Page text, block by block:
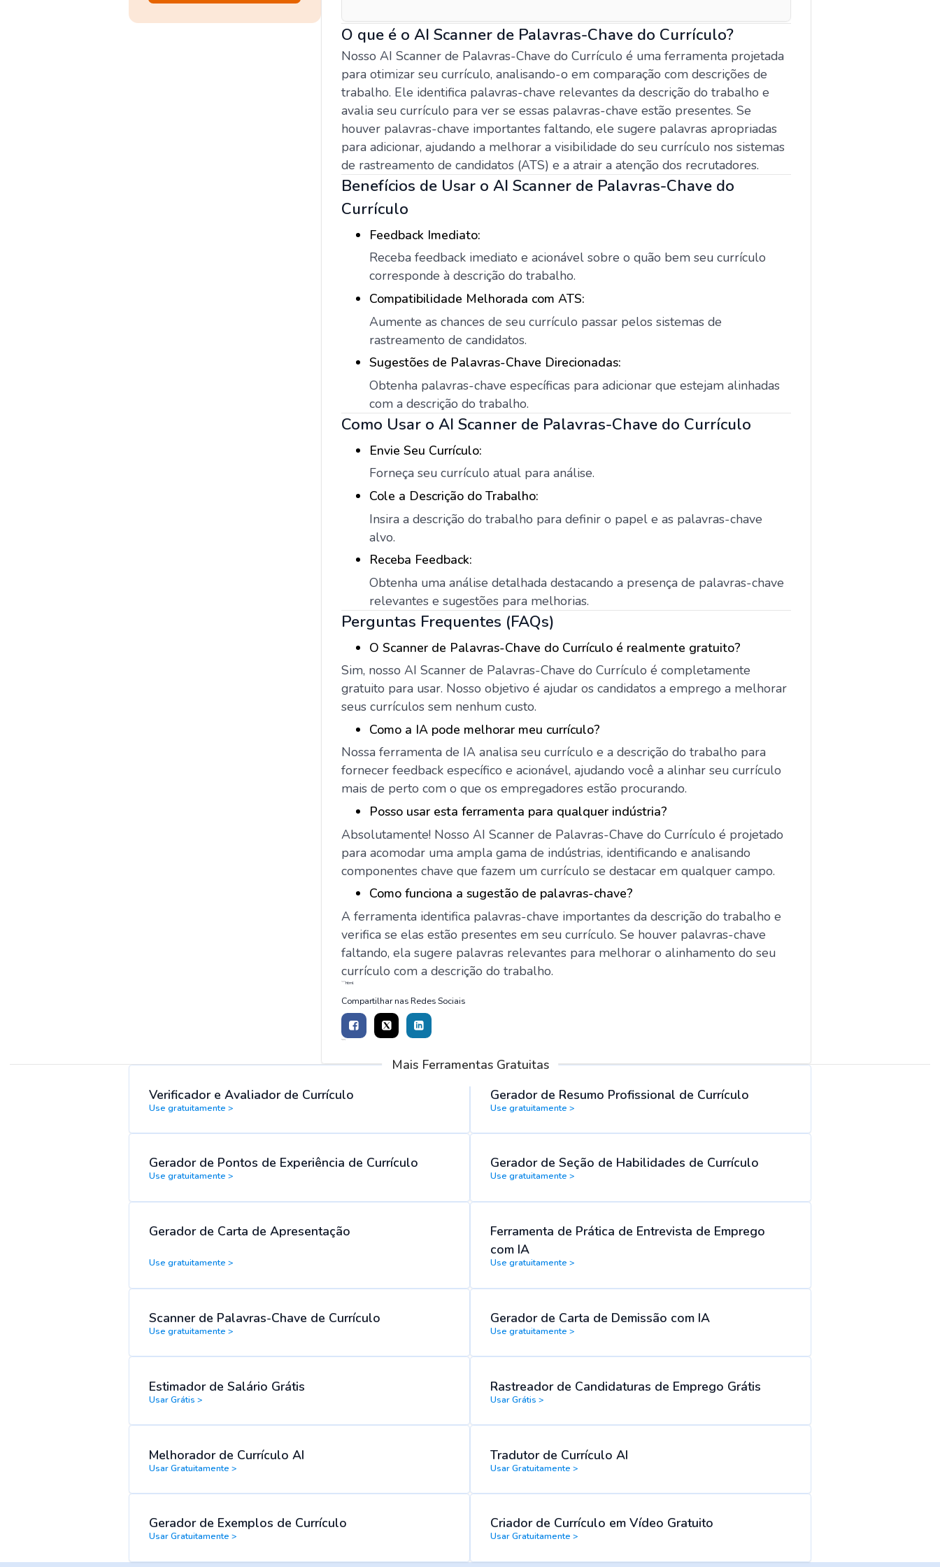
O que é o AI Scanner de Palavras-Chave do Currículo?
Nosso AI Scanner de Palavras-Chave do Currículo é uma ferramenta projetada
para otimizar seu currículo, analisando-o em comparação com descrições de
trabalho. Ele identifica palavras-chave relevantes da descrição do trabalho e
avalia seu currículo para ver se essas palavras-chave estão presentes. Se
houver palavras-chave importantes faltando, ele sugere palavras apropriadas
para adicionar, ajudando a melhorar a visibilidade do seu currículo nos sistemas
de rastreamento de candidatos (ATS) e a atrair a atenção dos recrutadores.
Benefícios de Usar o AI Scanner de Palavras-Chave do
Currículo
Feedback Imediato:
Receba feedback imediato e acionável sobre o quão bem seu currículo
corresponde à descrição do trabalho.
Compatibilidade Melhorada com ATS:
Aumente as chances de seu currículo passar pelos sistemas de
rastreamento de candidatos.
Sugestões de Palavras-Chave Direcionadas:
Obtenha palavras-chave específicas para adicionar que estejam alinhadas
com a descrição do trabalho.
Como Usar o AI Scanner de Palavras-Chave do Currículo
Envie Seu Currículo:
Forneça seu currículo atual para análise.
Cole a Descrição do Trabalho:
Insira a descrição do trabalho para definir o papel e as palavras-chave
alvo.
Receba Feedback:
Obtenha uma análise detalhada destacando a presença de palavras-chave
relevantes e sugestões para melhorias.
Perguntas Frequentes (FAQs)
O Scanner de Palavras-Chave do Currículo é realmente gratuito?
Sim, nosso AI Scanner de Palavras-Chave do Currículo é completamente
gratuito para usar. Nosso objetivo é ajudar os candidatos a emprego a melhorar
seus currículos sem nenhum custo.
Como a IA pode melhorar meu currículo?
Nossa ferramenta de IA analisa seu currículo e a descrição do trabalho para
fornecer feedback específico e acionável, ajudando você a alinhar seu currículo
mais de perto com o que os empregadores estão procurando.
Posso usar esta ferramenta para qualquer indústria?
Absolutamente! Nosso AI Scanner de Palavras-Chave do Currículo é projetado
para acomodar uma ampla gama de indústrias, identificando e analisando
componentes chave que fazem um currículo se destacar em qualquer campo.
Como funciona a sugestão de palavras-chave?
A ferramenta identifica palavras-chave importantes da descrição do trabalho e
verifica se elas estão presentes em seu currículo. Se houver palavras-chave
faltando, ela sugere palavras relevantes para melhorar o alinhamento do seu
currículo com a descrição do trabalho.
```html
Compartilhar nas Redes Sociais
```
Mais Ferramentas Gratuitas
Verificador e Avaliador de Currículo
Use gratuitamente >
Gerador de Resumo Profissional de Currículo
Use gratuitamente >
Gerador de Pontos de Experiência de Currículo
Use gratuitamente >
Gerador de Seção de Habilidades de Currículo
Use gratuitamente >
Gerador de Carta de Apresentação
Use gratuitamente >
Ferramenta de Prática de Entrevista de Emprego
com IA
Use gratuitamente >
Scanner de Palavras-Chave de Currículo
Use gratuitamente >
Gerador de Carta de Demissão com IA
Use gratuitamente >
Estimador de Salário Grátis
Usar Grátis >
Rastreador de Candidaturas de Emprego Grátis
Usar Grátis >
Melhorador de Currículo AI
Usar Gratuitamente >
Tradutor de Currículo AI
Usar Gratuitamente >
Gerador de Exemplos de Currículo
Usar Gratuitamente >
Criador de Currículo em Vídeo Gratuito
Usar Gratuitamente >